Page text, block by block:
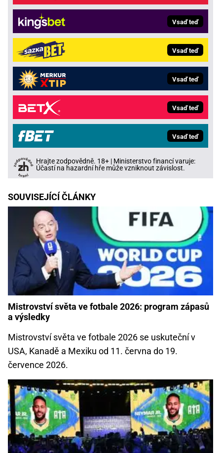
Vsaď teď
Vsaď teď
Vsaď teď
Vsaď teď
Vsaď teď
Hrajte zodpovědně. 18+ | Ministerstvo financí varuje:
Účastí na hazardní hře může vzniknout závislost.
SOUVISEJÍCÍ ČLÁNKY
Mistrovství světa ve fotbale 2026: program zápasů
a výsledky
Mistrovství světa ve fotbale 2026 se uskuteční v
USA, Kanadě a Mexiku od 11. června do 19.
července 2026.